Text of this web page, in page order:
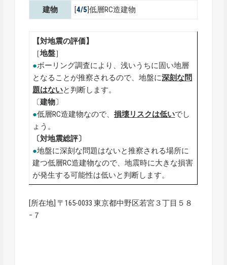
建物 [4/5]低層RC造建物
【対地震の評価】
［地盤］
●ボーリング調査により、浅いうちに固い地層
となることが推察されるので、地盤に深刻な問
題はないと判断します。
〔建物〕
●低層RC造建物なので、損壊リスクは低いでし
ょう。
〔対地震総評〕
●地盤に深刻な問題はないと推察される場所に
建つ低層RC造建物なので、地震時に大きな損害
が発生する可能性は低いと判断します。
[所在地] 〒165-0033 東京都中野区若宮３丁目５８
−７